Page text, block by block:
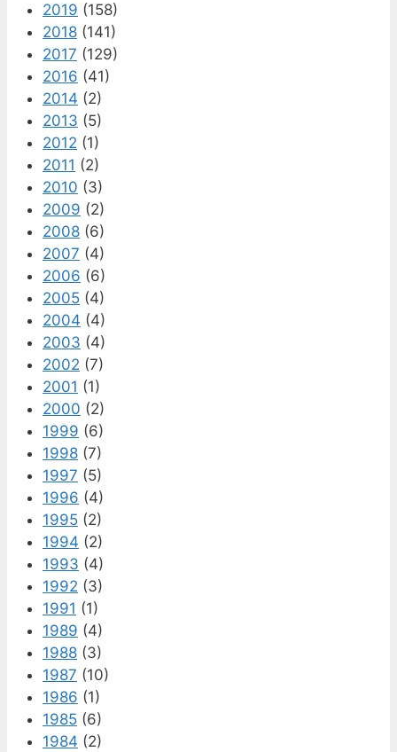
2019 (158)
2018 (141)
2017 (129)
2016 (41)
2014 (2)
2013 (5)
2012 (1)
2011 (2)
2010 (3)
2009 (2)
2008 (6)
2007 (4)
2006 (6)
2005 (4)
2004 (4)
2003 (4)
2002 (7)
2001 (1)
2000 (2)
1999 (6)
1998 (7)
1997 (5)
1996 (4)
1995 (2)
1994 (2)
1993 (4)
1992 (3)
1991 (1)
1989 (4)
1988 (3)
1987 (10)
1986 (1)
1985 (6)
1984 (2)